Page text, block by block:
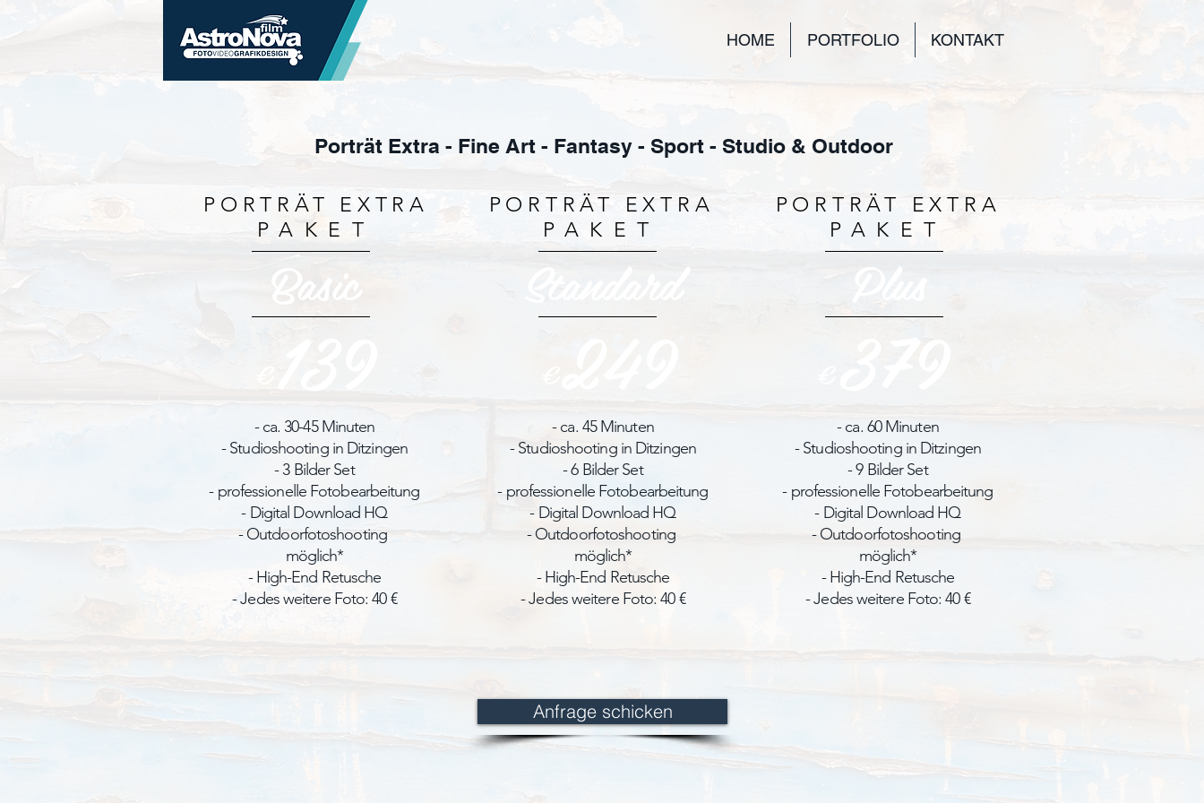
HOME PORTFOLIO KONTAKT
Porträt Extra - Fine Art - Fantasy - Sport - Studio & Outdoor
PORTRÄT EXTRA
PAKET
- ca. 30-45 Minuten
- Studioshooting in Ditzingen
- 3 Bilder Set
- professionelle Fotobearbeitung
- Digital Download HQ
- Outdoorfotoshooting
möglich*
- High-End Retusche
- Jedes weitere Foto: 40 €
PORTRÄT EXTRA
PAKET
- ca. 45 Minuten
- Studioshooting in Ditzingen
- 6 Bilder Set
- professionelle Fotobearbeitung
- Digital Download HQ
- Outdoorfotoshooting
möglich*
- High-End Retusche
- Jedes weitere Foto: 40 €
PORTRÄT EXTRA
PAKET
- ca. 60 Minuten
- Studioshooting in Ditzingen
- 9 Bilder Set
- professionelle Fotobearbeitung
- Digital Download HQ
- Outdoorfotoshooting
möglich*
- High-End Retusche
- Jedes weitere Foto: 40 €
Anfrage schicken